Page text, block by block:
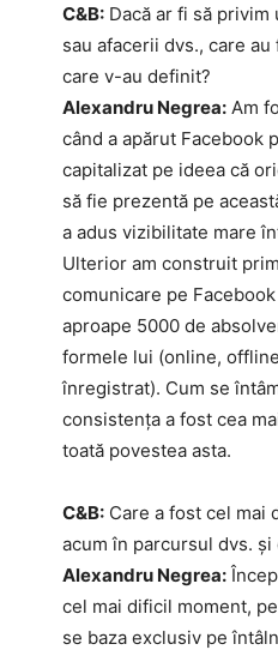
C&B: Dacă ar fi să
sau afacerii dvs., care
care v-au definit?
Alexandru Negrea: Am
când a apărut Facebook
capitalizat pe ideea că
să fie prezentă pe
a adus vizibilitate mare
Ulterior am construit
comunicare pe
aproape 5000 de
formele lui (online,
înregistrat). Cum se
consistența a fost cea
toată povestea asta.
C&B: Care a fost cel mai
acum în parcursul dvs.
Alexandru Negrea:
cel mai dificil moment,
se baza exclusiv pe